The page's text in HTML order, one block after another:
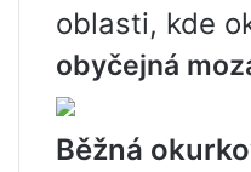
oblasti, kde
obyčejná
Běžná